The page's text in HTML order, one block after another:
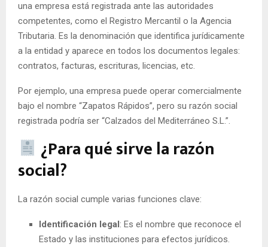
una empresa está registrada ante las autoridades
competentes, como el Registro Mercantil o la Agencia
Tributaria. Es la denominación que identifica jurídicamente
a la entidad y aparece en todos los documentos legales:
contratos, facturas, escrituras, licencias, etc.
Por ejemplo, una empresa puede operar comercialmente
bajo el nombre “Zapatos Rápidos”, pero su razón social
registrada podría ser “Calzados del Mediterráneo S.L.”.
¿Para qué sirve la razón
social?
La razón social cumple varias funciones clave:
Identificación legal: Es el nombre que reconoce el
Estado y las instituciones para efectos jurídicos.